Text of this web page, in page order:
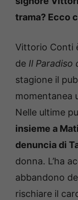
trama? Ecco
Vittorio Conti
de Il Paradiso
stagione il
momentanea
Nelle ultime
insieme a
denuncia di
donna. L’ha
abbandono
rischiare il